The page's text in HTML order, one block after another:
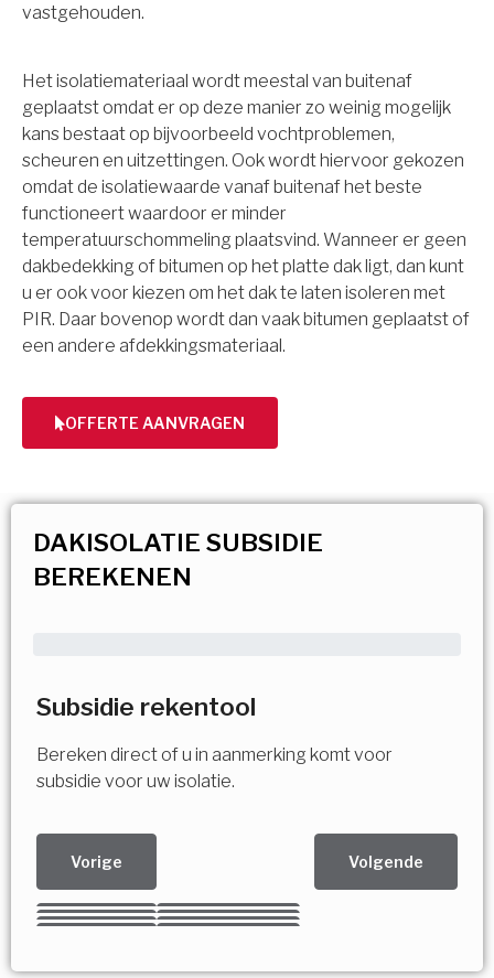
vastgehouden.
Het isolatiemateriaal wordt meestal van buitenaf
geplaatst omdat er op deze manier zo weinig mogelijk
kans bestaat op bijvoorbeeld vochtproblemen,
scheuren en uitzettingen. Ook wordt hiervoor gekozen
omdat de isolatiewaarde vanaf buitenaf het beste
functioneert waardoor er minder
temperatuurschommeling plaatsvind. Wanneer er geen
dakbedekking of bitumen op het platte dak ligt, dan kunt
u er ook voor kiezen om het dak te laten isoleren met
PIR. Daar bovenop wordt dan vaak bitumen geplaatst of
een andere afdekkingsmateriaal.
OFFERTE AANVRAGEN
DAKISOLATIE SUBSIDIE
BEREKENEN
Subsidie rekentool
Bereken direct of u in aanmerking komt voor
subsidie voor uw isolatie.
Vorige Volgende
Kies uw Isolatiemaatregel
Meerdere keuzes mogelijk
Vorige Volgende